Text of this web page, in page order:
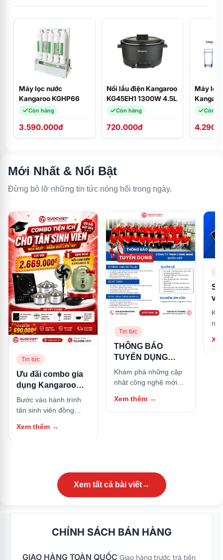
Máy lọc nước
Kangaroo KGHP66
Còn hàng
3.590.000đ
Nồi lẩu điện Kangaroo
KG45EH1 1300W 4.5L
Còn hàng
720.000đ
Máy lọc
Còn
Mới Nhất & Nổi Bật
Đừng bỏ lỡ những tin tức nóng hổi trong ngày.
Tin tức
Ưu đãi combo gia
dụng Kangaroo
cho Tân sinh viên:
Sắm trọn bộ căn
cơm điện
Bước vào hành trình
tân sinh viên đồng
đầu cuộc sống tự lập
nhưng đầy đủ tiện nghi
chính là nơi giữ lửa
năng lượng, giúp bạn
ăn thơm ngon, tiết
kiệm chi phí sinh hoạt
và đảm bảo an toàn
đồng hành và hỗ trợ
Xem thêm →
Tin tức
THÔNG BÁO
TUYỂN DỤNG
NHÂN SỰ
Khám phá những cập
nhật công nghệ mới
hữu ích trong bài viết
này.
Xem thêm →
và
là
Xem tất cả bài viết→
CHÍNH SÁCH BÁN HÀNG
GIAO HÀNG TOÀN QUỐC Giao hàng trước trả tiền